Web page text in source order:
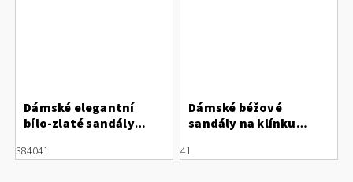
Dámské elegantní
bílo-zlaté sandály
384041
Dámské béžové
sandály na klínku
41